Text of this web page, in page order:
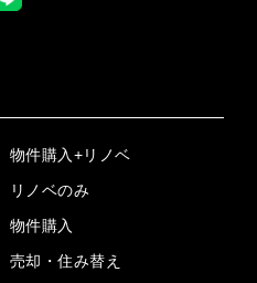
物件購入+リノベ
リノベのみ
物件購入
売却・住み替え